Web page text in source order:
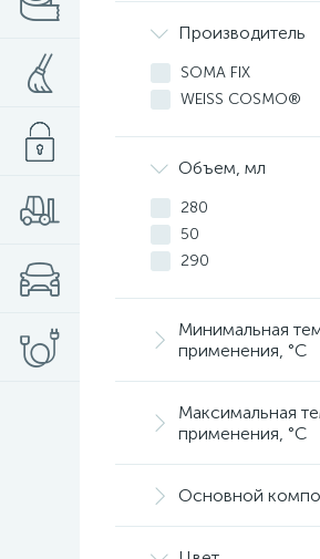
Производитель
SOMA FIX
WEISS COSMO®
Объем, мл
280
50
290
Минимальная
применения, °C
Максимальная
применения, °C
Основной